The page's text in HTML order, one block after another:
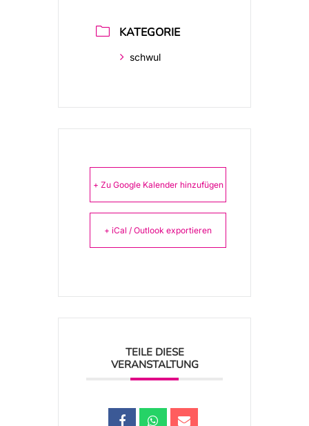
KATEGORIE
schwul
+ Zu Google Kalender hinzufügen
+ iCal / Outlook exportieren
TEILE DIESE
VERANSTALTUNG